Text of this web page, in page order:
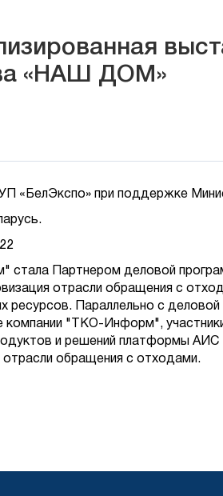
«НАШ ДОМ»
«БелЭкспо» при поддержке
Партнером деловой
отрасли обращения с
ресурсов. Параллельно с
компании "ТКО-Информ",
и решений платформы
отрасли обращения с отходами.